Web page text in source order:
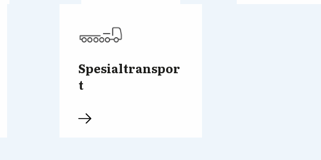
Spesialtranspor
t